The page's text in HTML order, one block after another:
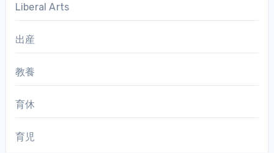
Liberal Arts
出産
教養
育休
育児